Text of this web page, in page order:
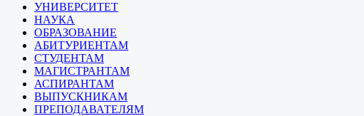
УНИВЕРСИТЕТ
НАУКА
ОБРАЗОВАНИЕ
АБИТУРИЕНТАМ
СТУДЕНТАМ
МАГИСТРАНТАМ
АСПИРАНТАМ
ВЫПУСКНИКАМ
ПРЕПОДАВАТЕЛЯМ